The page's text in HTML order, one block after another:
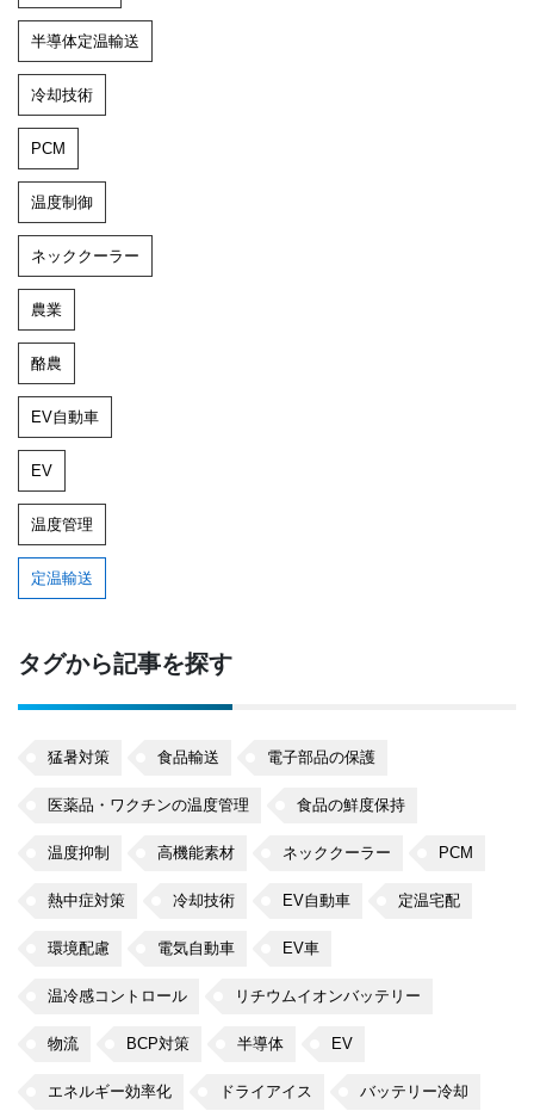
半導体定温輸送
冷却技術
PCM
温度制御
ネッククーラー
農業
酪農
EV自動車
EV
温度管理
定温輸送
タグから記事を探す
猛暑対策 食品輸送 電子部品の保護
医薬品・ワクチンの温度管理 食品の鮮度保持
温度抑制 高機能素材 ネッククーラー PCM
熱中症対策 冷却技術 EV自動車 定温宅配
環境配慮 電気自動車 EV車
温冷感コントロール リチウムイオンバッテリー
物流 BCP対策 半導体 EV
エネルギー効率化 ドライアイス バッテリー冷却